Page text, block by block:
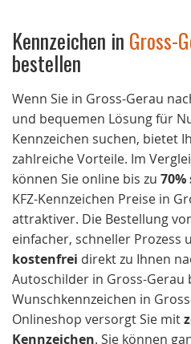
Kennzeichen inGross-
bestellen
Wenn Sie in Gross-Gerau
und bequemen Lösung für
Kennzeichen suchen, bietet
zahlreiche Vorteile. Im
können Sie online bis zu 70%
KFZ-Kennzeichen Preise in
attraktiver. Die Bestellung
einfacher, schneller Prozess
kostenfrei direkt zu Ihnen
Autoschilder in Gross-Gerau
Wunschkennzeichen in
Onlineshop versorgt Sie mit
Kennzeichen. Sie können